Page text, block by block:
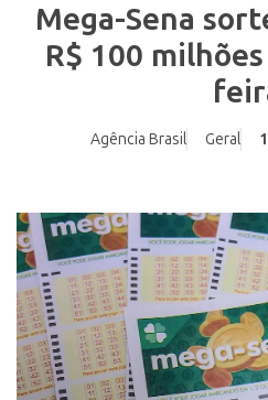
Mega-Sena
R$ 100
Agência Brasil Geral